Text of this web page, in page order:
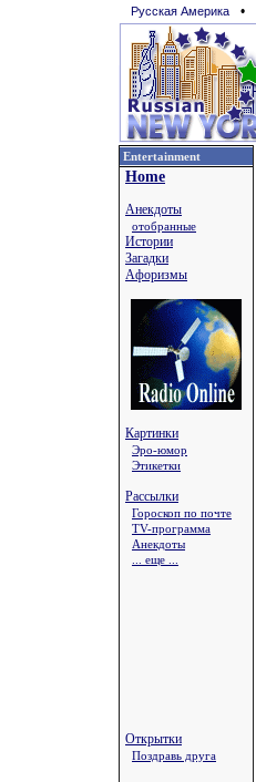
Русская Америка •
Entertainment
Home
Анекдоты
отобранные
Истории
Загадки
Афоризмы
Картинки
Эро-юмор
Этикетки
Рассылки
Гороскоп по почте
TV-программа
Анекдоты
... еще ...
Открытки
Поздравь друга